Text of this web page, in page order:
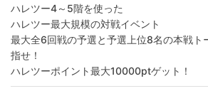
ハレツー4～5階を使った
ハレツー最大規模の対戦イベント
最大全6回戦の予選と予選上位8名の本戦ト
指せ！
ハレツーポイント最大10000ptゲット！